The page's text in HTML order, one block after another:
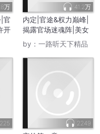
万
官
开
41.2万
内定|官途&权力巅峰|
揭露官场迷魂阵|美女
权色升迁
by： 一路听天下精品
225 2249